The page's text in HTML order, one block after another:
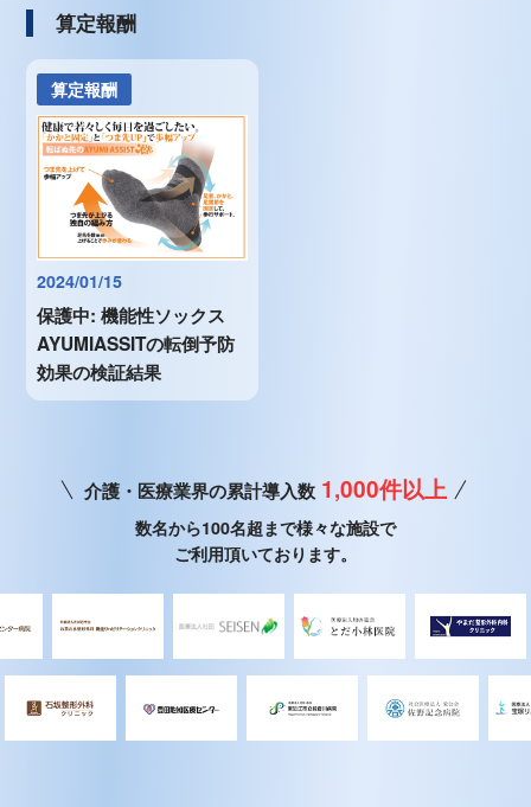
算定報酬
算定報酬
2024/01/15
保護中: 機能性ソックス
AYUMIASSITの転倒予防
効果の検証結果
介護・医療業界の累計導入数 1,000件以上
数名から100名超まで様々な施設で
ご利用頂いております。